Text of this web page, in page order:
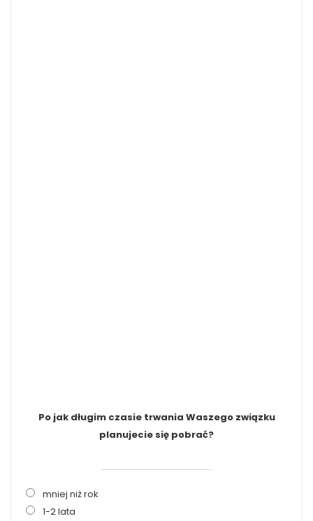
Po jak długim czasie trwania Waszego związku
planujecie się pobrać?
mniej niż rok
1-2 lata